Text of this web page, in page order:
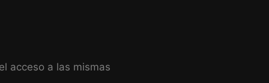
acceso a las mismas